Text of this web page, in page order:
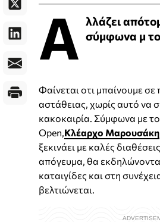
Α λλάζει
σύμφωνα μ
Φαίνεται οτι μπαίνουμε σε
αστάθειας, χωρίς αυτό να
κακοκαιρία. Σύμφωνα με
Open, Κλέαρχο Μαρουσάκη
ξεκινάει με καλές
απόγευμα, θα
καταιγίδες και στη
βελτιώνεται.